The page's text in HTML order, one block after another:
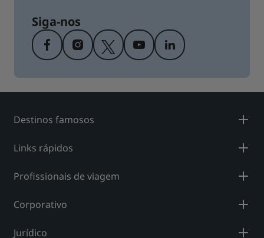
Siga-nos
Destinos famosos
Links rápidos
Profissionais de viagem
Corporativo
Jurídico